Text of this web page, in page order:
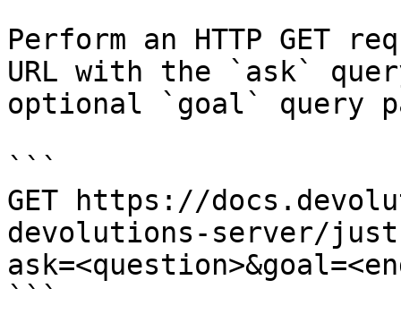
Perform an HTTP GET
URL with the `ask`
optional `goal` query
```
GET https://
devolutions-server/
```